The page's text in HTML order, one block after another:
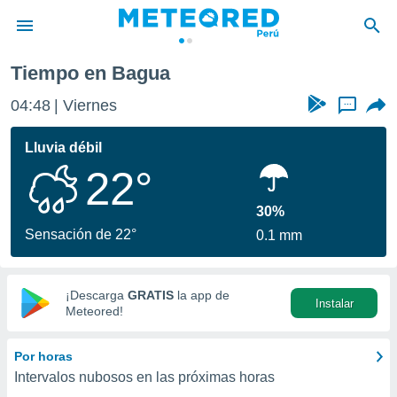
de
ha sido
para
que se
calidad.
a este
las
y
digital
basada
Tiempo en Bagua
04:48 Viernes ...
Lluvia débil
22°
Sensación de 22°
30%
0.1 mm
¡Descarga GRATIS la app de
Meteored!
Instalar
Por horas
Intervalos nubosos en las próximas horas